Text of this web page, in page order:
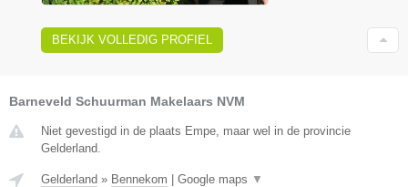
BEKIJK VOLLEDIG PROFIEL
Barneveld Schuurman Makelaars NVM
Niet gevestigd in de plaats Empe, maar wel in de provincie
Gelderland.
Gelderland » Bennekom | Google maps ▼